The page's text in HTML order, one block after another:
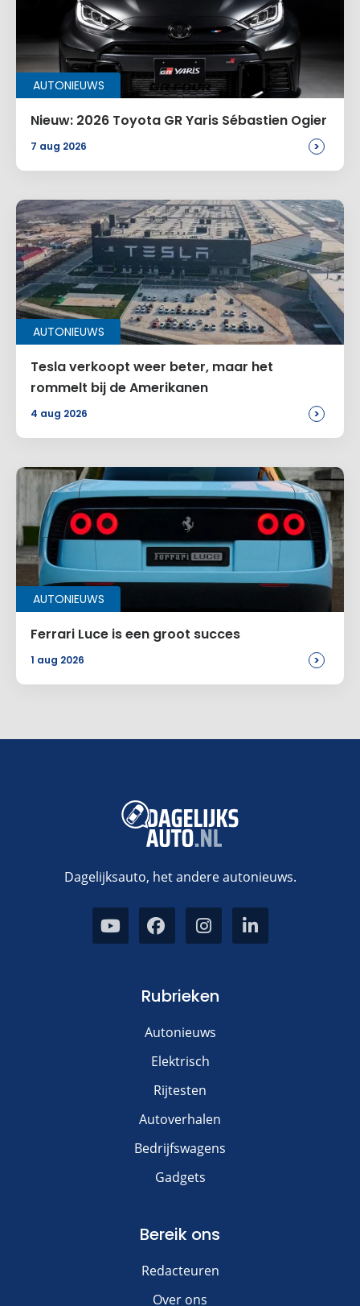
AUTONIEUWS
Nieuw: 2026 Toyota GR Yaris Sébastien Ogier
7 aug 2026 >
AUTONIEUWS
Tesla verkoopt weer beter, maar het
rommelt bij de Amerikanen
4 aug 2026 >
AUTONIEUWS
Ferrari Luce is een groot succes
1 aug 2026 >
Dagelijksauto, het andere autonieuws.
Rubrieken
Autonieuws
Elektrisch
Rijtesten
Autoverhalen
Bedrijfswagens
Gadgets
Bereik ons
Redacteuren
Over ons